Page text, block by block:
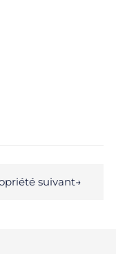
suivant→